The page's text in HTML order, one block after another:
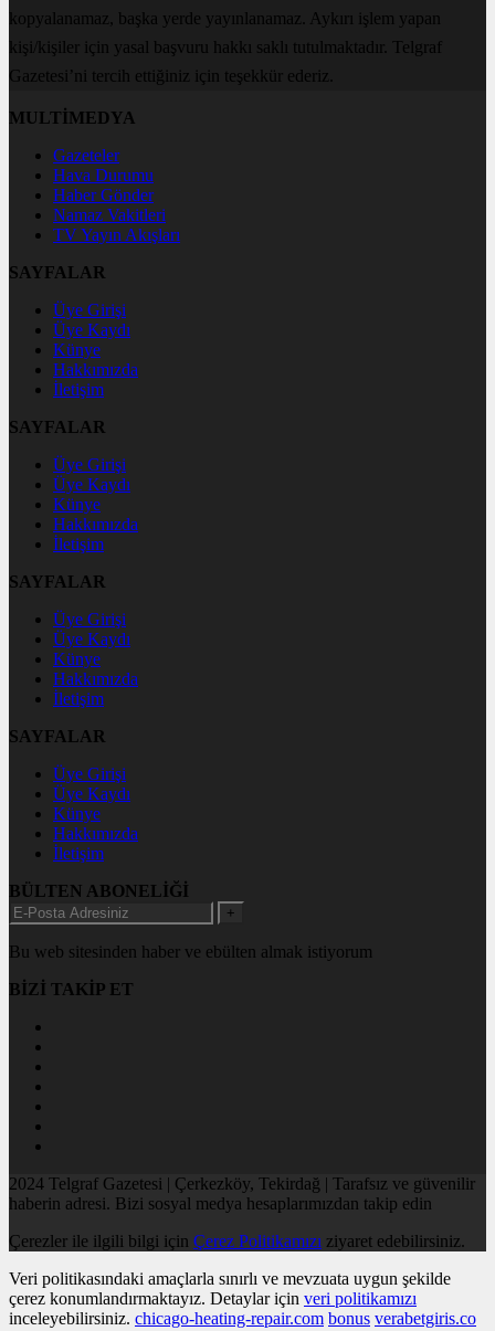
kopyalanamaz, başka yerde yayınlanamaz. Aykırı işlem yapan
kişi/kişiler için yasal başvuru hakkı saklı tutulmaktadır. Telgraf
Gazetesi’ni tercih ettiğiniz için teşekkür ederiz.
MULTİMEDYA
Gazeteler
Hava Durumu
Haber Gönder
Namaz Vakitleri
TV Yayın Akışları
SAYFALAR
Üye Girişi
Üye Kaydı
Künye
Hakkımızda
İletişim
SAYFALAR
Üye Girişi
Üye Kaydı
Künye
Hakkımızda
İletişim
SAYFALAR
Üye Girişi
Üye Kaydı
Künye
Hakkımızda
İletişim
SAYFALAR
Üye Girişi
Üye Kaydı
Künye
Hakkımızda
İletişim
BÜLTEN ABONELİĞİ
+
Bu web sitesinden haber ve ebülten almak istiyorum
BİZİ TAKİP ET
2024 Telgraf Gazetesi | Çerkezköy, Tekirdağ | Tarafsız ve güvenilir
haberin adresi. Bizi sosyal medya hesaplarımızdan takip edin
Çerezler ile ilgili bilgi için Çerez Politikamızı ziyaret edebilirsiniz.
Veri politikasındaki amaçlarla sınırlı ve mevzuata uygun şekilde
çerez konumlandırmaktayız. Detaylar için veri politikamızı
inceleyebilirsiniz. chicago-heating-repair.com bonus verabetgiris.co